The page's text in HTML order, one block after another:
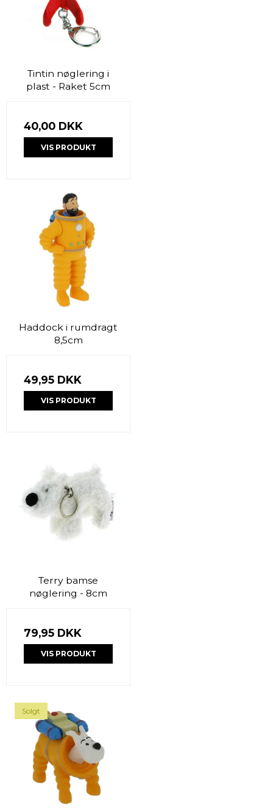
Tintin nøglering i
plast - Raket 5cm
40,00 DKK
VIS PRODUKT
Haddock i rumdragt
8,5cm
49,95 DKK
VIS PRODUKT
Terry bamse
nøglering - 8cm
79,95 DKK
VIS PRODUKT
Solgt